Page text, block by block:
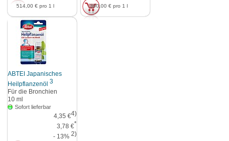
514,00 € pro 1 l 390,00 €pro 1 l
ABTEI Japanisches
Heilpflanzenöl3
Für die Bronchien
10ml
Sofort lieferbar
4,35 €4)
3,78 €*
- 13%2)